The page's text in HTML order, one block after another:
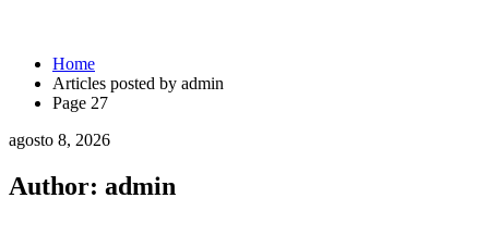
Home
Articles posted by admin
Page 27
agosto 8, 2026
Author: admin